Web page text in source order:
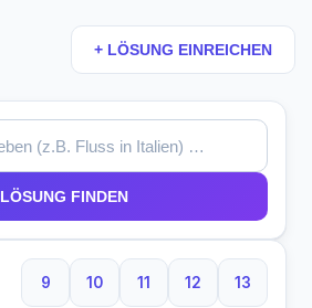
+ LÖSUNG EINREICHEN
LÖSUNG FINDEN
9
9 Buchstaben
10
10 Buchstaben
11
11 Buchstaben
12
12 Buchstaben
13
13